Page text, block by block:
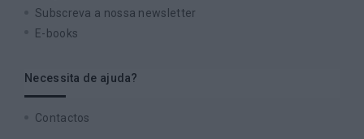
Subscreva a nossa newsletter
E-books
Necessita de ajuda?
Contactos